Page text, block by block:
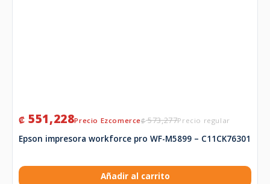
₡573,277
₡ 551,228
Epson impresora workforce pro WF-M5899 – C11CK76301
Añadir al carrito